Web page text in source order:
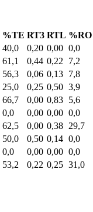
%TE RT3 RTL %RO
40,0 0,20 0,00 0,0
61,1 0,44 0,22 7,2
56,3 0,06 0,13 7,8
25,0 0,25 0,50 3,9
66,7 0,00 0,83 5,6
0,0 0,00 0,00 0,0
62,5 0,00 0,38 29,7
50,0 0,50 0,14 0,0
0,0 0,00 0,00 0,0
53,2 0,22 0,25 31,0